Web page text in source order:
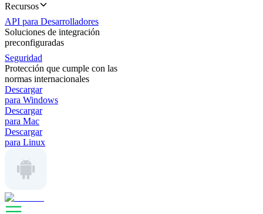
Recursos
API para Desarrolladores
Soluciones de integración
preconfiguradas
Seguridad
Protección que cumple con las
normas internacionales
Descargar
para Windows
Descargar
para Mac
Descargar
para Linux